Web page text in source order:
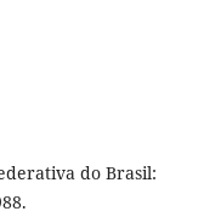
do Brasil: